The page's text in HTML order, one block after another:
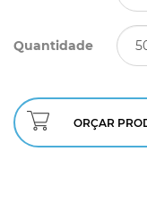
Quantidade
ORÇAR